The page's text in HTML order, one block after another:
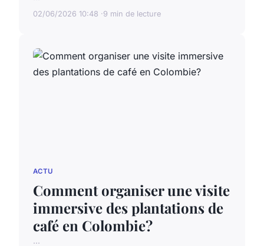
02/06/2026 10:48 9 min de lecture
ACTU
Comment organiser une visite
immersive des plantations de
café en Colombie?
...